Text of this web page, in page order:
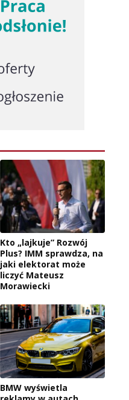
Kto „lajkuje” Rozwój
Plus? IMM sprawdza, na
jaki elektorat może
liczyć Mateusz
Morawiecki
BMW wyświetla